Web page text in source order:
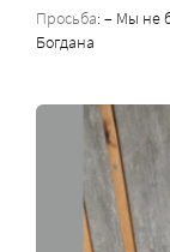
Просьба: – Мы не
Богдана